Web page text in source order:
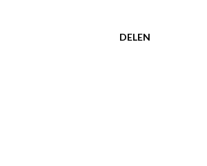
DELEN